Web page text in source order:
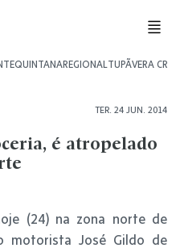
QUINTANAREGIONALTUPÃVERA CRUZ
TER. 24 JUN. 2014
é atropelado
(24) na zona norte de
motorista José Gildo de